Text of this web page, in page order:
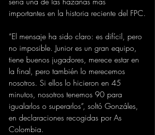
importantes en la historia reciente del FPC.
“El mensaje ha sido claro: es difícil, pero
no imposible. Junior es un gran equipo,
tiene buenos jugadores, merece estar en
la final, pero también lo merecemos
nosotros. Si ellos lo hicieron en 45
minutos, nosotros tenemos 90 para
igualarlos o superarlos”, soltó Gonzáles,
en declaraciones recogidas por As
Colombia.